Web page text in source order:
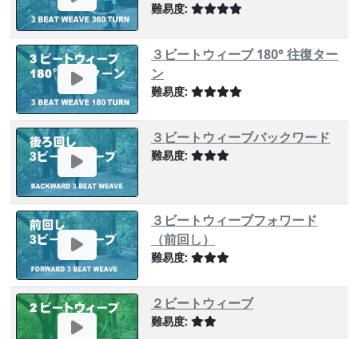
難易度:
３ビートウィーブ 180° 往復ター
ン
難易度:
３ビートウィーブバックワード
難易度:
３ビートウィーブフォワード
（前回し）
難易度:
２ビートウィーブ
難易度: